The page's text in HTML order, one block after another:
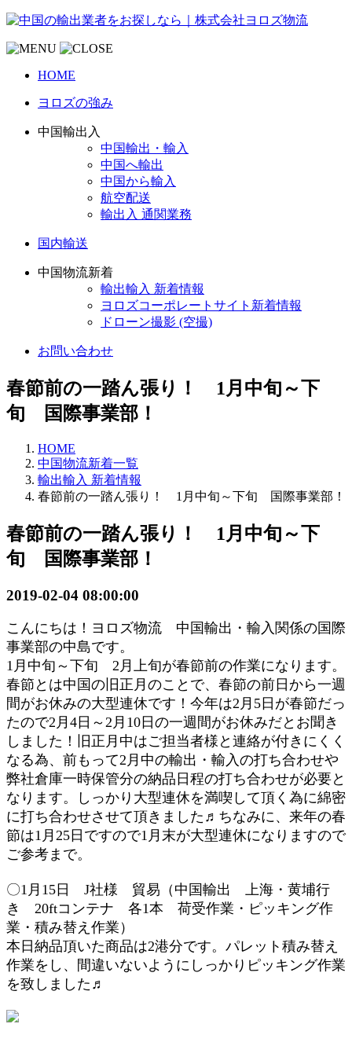
HOME
ヨロズの強み
中国輸出入
中国輸出・輸入
中国へ輸出
中国から輸入
航空配送
輸出入 通関業務
国内輸送
中国物流新着
輸出輸入 新着情報
ヨロズコーポレートサイト新着情報
ドローン撮影 (空撮)
お問い合わせ
春節前の一踏ん張り！ 1月中旬～下
旬 国際事業部！
HOME
中国物流新着一覧
輸出輸入 新着情報
春節前の一踏ん張り！ 1月中旬～下旬 国際事業部！
春節前の一踏ん張り！ 1月中旬～下
旬 国際事業部！
2019-02-04 08:00:00
こんにちは！ヨロズ物流 中国輸出・輸入関係の国際
事業部の中島です。
1月中旬～下旬 2月上旬が春節前の作業になります。
春節とは中国の旧正月のことで、春節の前日から一週
間がお休みの大型連休です！今年は2月5日が春節だっ
たので2月4日～2月10日の一週間がお休みだとお聞き
しました！旧正月中はご担当者様と連絡が付きにくく
なる為、前もって2月中の輸出・輸入の打ち合わせや
弊社倉庫一時保管分の納品日程の打ち合わせが必要と
なります。しっかり大型連休を満喫して頂く為に綿密
に打ち合わせさせて頂きました♬ちなみに、来年の春
節は1月25日ですので1月末が大型連休になりますので
ご参考まで。
〇1月15日 J社様 貿易（中国輸出 上海・黄埔行
き 20ftコンテナ 各1本 荷受作業・ピッキング作
業・積み替え作業 ）
本日納品頂いた商品は2港分です。パレット積み替え
作業をし、間違いないようにしっかりピッキング作業
を致しました♬